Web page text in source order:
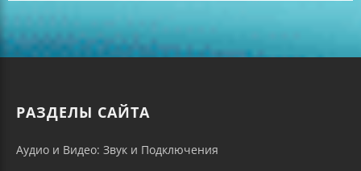
РАЗДЕЛЫ САЙТА
Аудио и Видео: Звук и Подключения